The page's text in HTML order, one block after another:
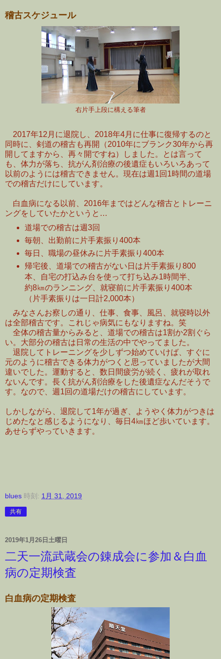
稽古スケジュール
右片手上段に構える筆者
2017年12月に退院し、2018年4月に仕事に復帰するのと
同時に、剣道の稽古も再開（2010年にブランク30年から再
開してますから、再々開ですね）しました。とは言って
も、体力が落ち、抗がん剤治療の後遺症もいろいろあって
以前のようには稽古できません。現在は週1回1時間の道場
での稽古だけにしています。
白血病になる以前、2016年まではどんな稽古とトレーニ
ングをしていたかというと…
道場での稽古は週3回
毎朝、出勤前に片手素振り400本
毎日、職場の昼休みに片手素振り400本
帰宅後、道場での稽古がない日は片手素振り800
本、自宅の打込み台を使って打ち込み1時間半、
約8㎞のランニング、就寝前に片手素振り400本
（片手素振りは一日計2,000本）
みなさんお察しの通り、仕事、食事、風呂、就寝時以外
は全部稽古です。これじゃ病気にもなりますね。笑
全体の稽古量からみると、道場での稽古は1割か2割ぐら
い。大部分の稽古は日常の生活の中でやってました。
退院してトレーニングを少しずつ始めていけば、すぐに
元のように稽古できる体力がつくと思っていましたが大間
違いでした。運動すると、数日間疲労が続く、疲れが取れ
ないんです。長く抗がん剤治療をした後遺症なんだそうで
す。なので、週1回の道場だけの稽古にしています。
しかしながら、退院して1年が過ぎ、ようやく体力がつきは
じめたなと感じるようになり、毎日4㎞ほど歩いています。
あせらずやっていきます。
blues 時刻: 1月 31, 2019
共有
2019年1月26日土曜日
二天一流武蔵会の錬成会に参加＆白血
病の定期検査
白血病の定期検査